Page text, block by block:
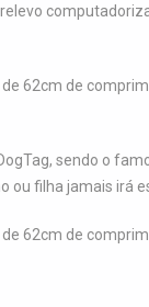
62cm de
sendo o
ou filha jamais irá
62cm de